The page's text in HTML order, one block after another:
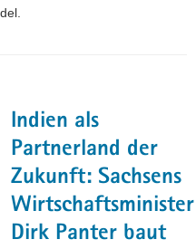
Indien als
Partnerland der
Zukunft: Sachsens
Wirtschaftsminister
Dirk Panter baut